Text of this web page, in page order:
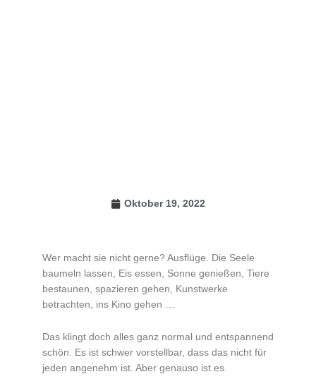
Oktober 19, 2022
Wer macht sie nicht gerne? Ausflüge. Die Seele
baumeln lassen, Eis essen, Sonne genießen, Tiere
bestaunen, spazieren gehen, Kunstwerke
betrachten, ins Kino gehen …
Das klingt doch alles ganz normal und entspannend
schön. Es ist schwer vorstellbar, dass das nicht für
jeden angenehm ist. Aber genauso ist es.